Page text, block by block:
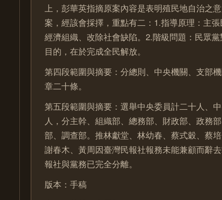
上，彭華英指摘原案內容是表明殖民地自治之
案，經該會採擇，重點有二：1.指導原理：主
經濟組織、改除社會缺陷。2.階級問題：民眾
目的，在於完成全民解放。
第四段範圍與摘要：分總則、中央機關、支部
章二十條。
第五段範圍與摘要：選舉中央委員計二十人、
人，分主幹、組織部、總務部、財政部、政務
部、調查部。推林獻堂、林幼春、蔡式穀、蔡
謝春木、黃周因臺灣民報社報務未能兼顧而辭
報社與黨務已完全分離。
版本：手稿